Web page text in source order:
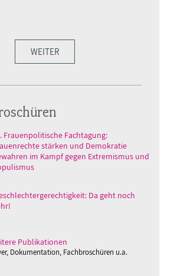
WEITER
Frauenpolitische Fachtagung:
stärken und Demokratie
im Kampf gegen Extremismus und
Da geht noch
Publikationen
Dokumentation, Fachbroschüren u.a.